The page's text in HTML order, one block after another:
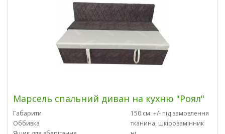
Марсель спальний диван на кухню "Роял"
Габарити
150 см. +/- під замовлення
Оббивка
тканина, шкірозамінник